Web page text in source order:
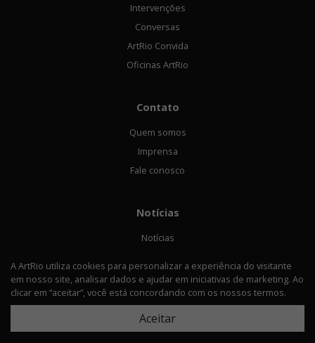
Intervenções
Conversas
ArtRio Convida
Oficinas ArtRio
Contato
Quem somos
Imprensa
Fale conosco
Notícias
Notícias
Entrevistas
A ArtRio utiliza cookies para personalizar a experiência do visitante
em nosso site, analisar dados e ajudar em iniciativas de marketing. Ao
clicar em “aceitar”, você está concordando com os nossos termos.
Aceitar